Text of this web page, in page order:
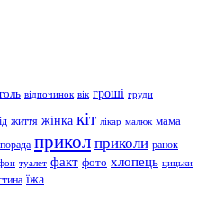
відпочинок вік гроші груди
життя жінка кіт лікар малюк мама
порада прикол приколи ранок
туалет факт фото хлопець цицьки
їжа